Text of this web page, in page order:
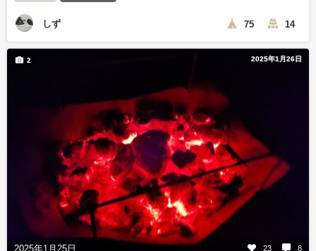
しず 75 14
2025年1月26日
2025年1月25日 23 8
2